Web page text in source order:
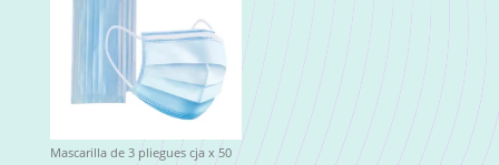
Mascarilla de 3 pliegues cja x 50